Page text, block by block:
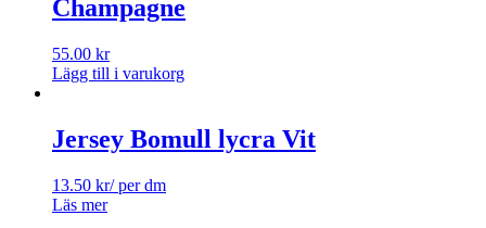
Champagne
55.00 kr
Lägg till i varukorg
Jersey Bomull lycra Vit
13.50 kr/ per dm
Läs mer